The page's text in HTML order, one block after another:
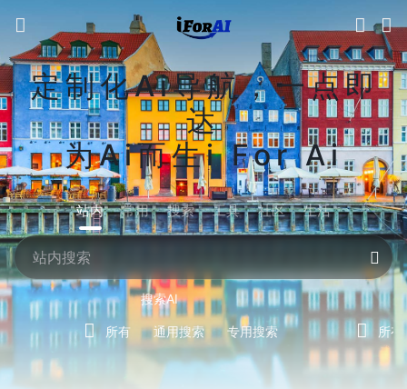
定制化Ai导航，一点即
达
为Ai而生i For Ai
站内 常用 搜索 工具 社区 生活
搜索AI
所有 通用搜索 专用搜索 所有